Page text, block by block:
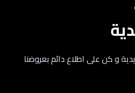
و كن على اطلاع دائم بعروضنا